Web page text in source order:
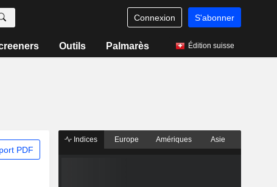
Connexion S'abonner
Outils Palmarès Édition suisse
PDF
Indices Europe Amériques Asie